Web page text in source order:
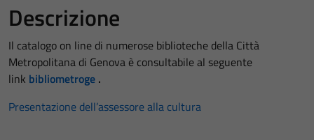
Descrizione
Il catalogo on line di numerose biblioteche della Città
Metropolitana di Genova è consultabile al seguente
link bibliometroge .
Presentazione dell’assessore alla cultura